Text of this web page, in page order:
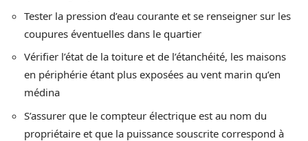
Tester la pression d’eau courante et se renseigner sur les
coupures éventuelles dans le quartier
Vérifier l’état de la toiture et de l’étanchéité, les maisons
en périphérie étant plus exposées au vent marin qu’en
médina
S’assurer que le compteur électrique est au nom du
propriétaire et que la puissance souscrite correspond à